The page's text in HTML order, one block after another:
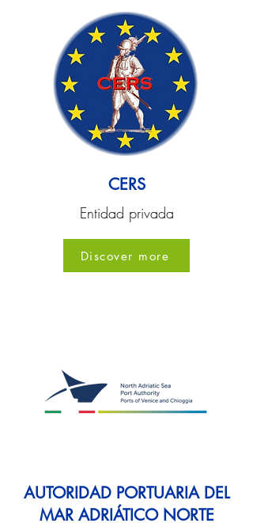
CERS
Entidad privada
Discover more
AUTORIDAD PORTUARIA DEL
MAR ADRIÁTICO NORTE